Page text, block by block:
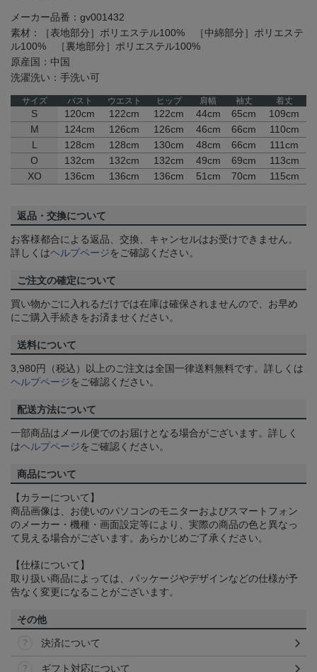
メーカー品番：gv001432
素材：［表地部分］ポリエステル100% ［中綿部分］ポリエステ
ル100% ［裏地部分］ポリエステル100%
原産国：中国
洗濯洗い：手洗い可
サイズ バスト ウエスト ヒップ 肩幅 袖丈 着丈
S 120cm 122cm 122cm 44cm 65cm
109cm
M
124cm 126cm 126cm 46cm 66cm
110cm
L
128cm 128cm 130cm 48cm 66cm
111cm
O
132cm 132cm 132cm 49cm 69cm
113cm
XO
136cm 136cm 136cm 51cm 70cm 115cm
返品・交換について
お客様都合による返品、交換、キャンセルはお受けできません。
詳しくはヘルプページをご確認ください。
ご注文の確定について
買い物かごに入れるだけでは在庫は確保されませんので、お早め
にご購入手続きをお済ませください。
送料について
3,980円（税込）以上のご注文は全国一律送料無料です。詳しくは
ヘルプページをご確認ください。
配送方法について
一部商品はメール便でのお届けとなる場合がございます。詳しく
はヘルプページをご確認ください。
商品について
【カラーについて】
商品画像は、お使いのパソコンのモニターおよびスマートフォン
のメーカー・機種・画面設定等により、実際の商品の色と異なっ
て見える場合がございます。あらかじめご了承ください。
【仕様について】
取り扱い商品によっては、パッケージやデザインなどの仕様が予
告なく変更になることがございます。
その他
決済について
ギフト対応について